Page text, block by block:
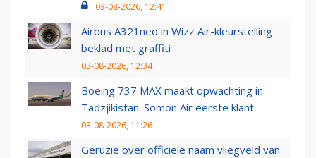
03-08-2026, 12:41
Airbus A321neo in Wizz Air-kleurstelling
beklad met graffiti
03-08-2026, 12:34
Boeing 737 MAX maakt opwachting in
Tadzjikistan: Somon Air eerste klant
03-08-2026, 11:26
Geruzie over officiële naam vliegveld van